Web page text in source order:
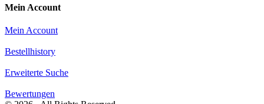
Mein Account
Mein Account
Bestellhistory
Erweiterte Suche
Bewertungen